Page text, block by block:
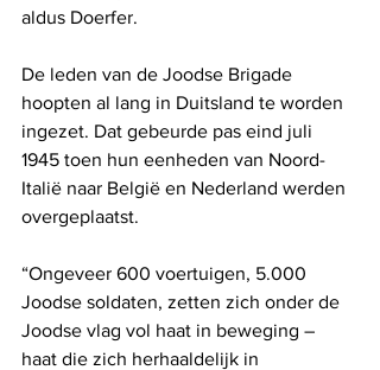
aldus Doerfer.
De leden van de Joodse Brigade
hoopten al lang in Duitsland te worden
ingezet. Dat gebeurde pas eind juli
1945 toen hun eenheden van Noord-
Italië naar België en Nederland werden
overgeplaatst.
“Ongeveer 600 voertuigen, 5.000
Joodse soldaten, zetten zich onder de
Joodse vlag vol haat in beweging –
haat die zich herhaaldelijk in